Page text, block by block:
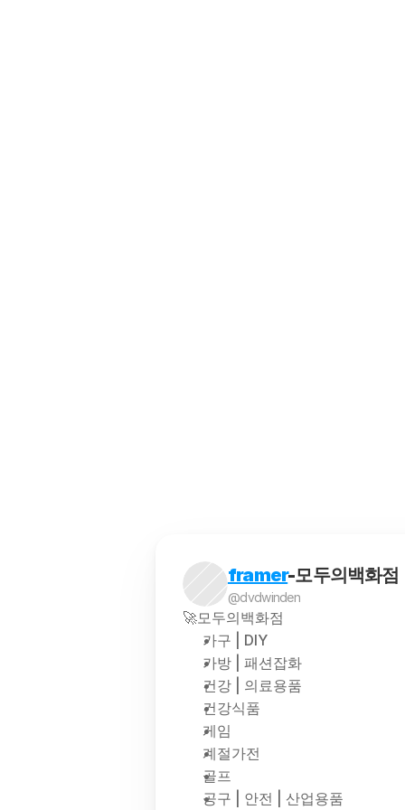
framer-모두의백화점
@dvdwinden
🚀모두의백화점
가구 | DIY
가방 | 패션잡화
건강 | 의료용품
건강식품
게임
계절가전
골프
공구 | 안전 | 산업용품